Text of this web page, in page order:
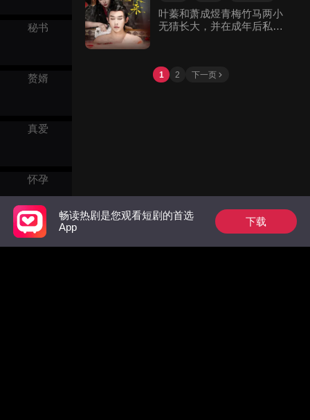
秘书
赘婿
真爱
怀孕
年龄差
暗中下毒，身体衰败、命悬
一线。眼下唯有回京搬取援
星夜兼程赶回京城，厄运却
再度降临。他无意惊扰未来
古装权谋
古代言情
叶蓁和萧成煜青梅竹马两小
无猜长大，并在成年后私定
母亲找到叶蓁，以叶家上下
嫉恨自己的母妃，选择了隐
瞒，而与此同时，萧成煜的
蓁，跟敌国联手，企图设计
1 2 下一页
畅读热剧是您观看短剧的首选
App
下载